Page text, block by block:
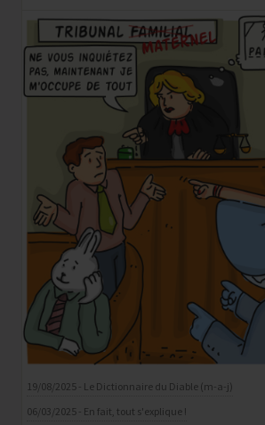
19/08/2025 - Le Dictionnaire du Diable (m-a-j)
06/03/2025 - En fait, tout s'explique !